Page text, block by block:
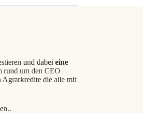
und dabei eine
rund um den CEO
Agrarkredite die alle mit